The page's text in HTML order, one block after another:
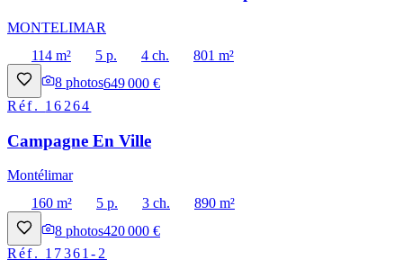
MONTELIMAR
114 m²
5 p. 4 ch.
801 m²
8 photos649 000 €
Réf. 16264
Campagne En Ville
Montélimar
160 m²
5 p. 3 ch.
890 m²
8 photos420 000 €
Réf. 17361-2